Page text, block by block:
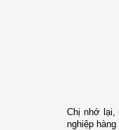
Chị nhớ lại,
nghiệp